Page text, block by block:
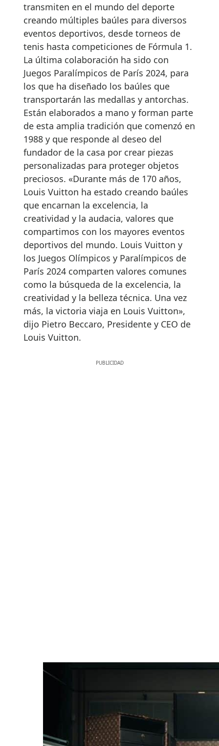
transmiten en el mundo del deporte
creando múltiples baúles para diversos
eventos deportivos, desde torneos de
tenis hasta competiciones de Fórmula 1.
La última colaboración ha sido con
Juegos Paralímpicos de París 2024, para
los que ha diseñado los baúles que
transportarán las medallas y antorchas.
Están elaborados a mano y forman parte
de esta amplia tradición que comenzó en
1988 y que responde al deseo del
fundador de la casa por crear piezas
personalizadas para proteger objetos
preciosos. «Durante más de 170 años,
Louis Vuitton ha estado creando baúles
que encarnan la excelencia, la
creatividad y la audacia, valores que
compartimos con los mayores eventos
deportivos del mundo. Louis Vuitton y
los Juegos Olímpicos y Paralímpicos de
París 2024 comparten valores comunes
como la búsqueda de la excelencia, la
creatividad y la belleza técnica. Una vez
más, la victoria viaja en Louis Vuitton»,
dijo Pietro Beccaro, Presidente y CEO de
Louis Vuitton.